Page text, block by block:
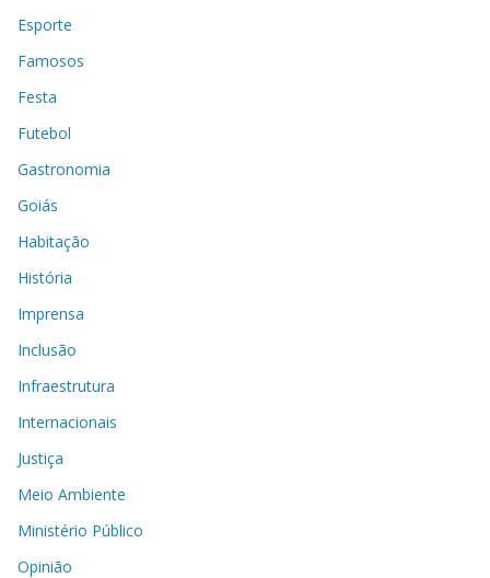
Esporte
Famosos
Festa
Futebol
Gastronomia
Goiás
Habitação
História
Imprensa
Inclusão
Infraestrutura
Internacionais
Justiça
Meio Ambiente
Ministério Público
Opinião